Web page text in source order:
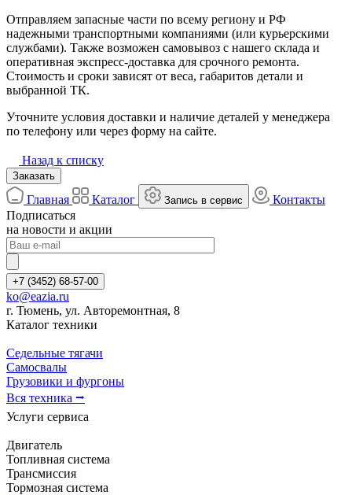
Отправляем запасные части по всему региону и РФ
надежными транспортными компаниями (или курьерскими
службами). Также возможен самовывоз с нашего склада и
оперативная экспресс-доставка для срочного ремонта.
Стоимость и сроки зависят от веса, габаритов детали и
выбранной ТК.
Уточните условия доставки и наличие деталей у менеджера
по телефону или через форму на сайте.
Назад к списку
Заказать
Главная Каталог Запись в сервис
Контакты
Подписаться
на новости и акции
+7 (3452) 68-57-00
ko@eazia.ru
г. Тюмень, ул. Авторемонтная, 8
Каталог техники
Седельные тягачи
Самосвалы
Грузовики и фургоны
Вся техника ⭢
Услуги сервиса
Двигатель
Топливная система
Трансмиссия
Тормозная система